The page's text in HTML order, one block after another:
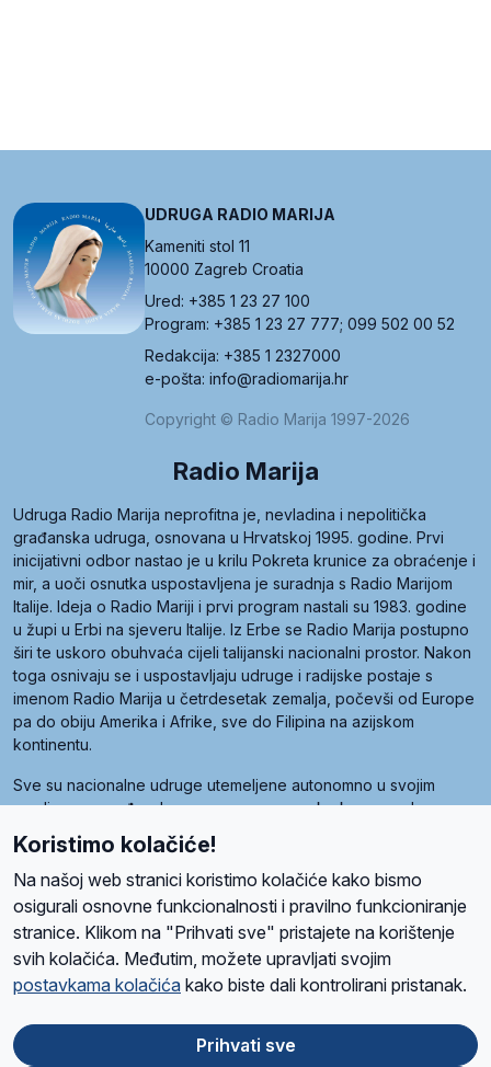
UDRUGA RADIO MARIJA
Kameniti stol 11
10000 Zagreb Croatia
Ured: +385 1 23 27 100
Program: +385 1 23 27 777; 099 502 00 52
Redakcija: +385 1 2327000
e-pošta: info@radiomarija.hr
Copyright © Radio Marija 1997-2026
Radio Marija
Udruga Radio Marija neprofitna je, nevladina i nepolitička
građanska udruga, osnovana u Hrvatskoj 1995. godine. Prvi
inicijativni odbor nastao je u krilu Pokreta krunice za obraćenje i
mir, a uoči osnutka uspostavljena je suradnja s Radio Marijom
Italije. Ideja o Radio Mariji i prvi program nastali su 1983. godine
u župi u Erbi na sjeveru Italije. Iz Erbe se Radio Marija postupno
širi te uskoro obuhvaća cijeli talijanski nacionalni prostor. Nakon
toga osnivaju se i uspostavljaju udruge i radijske postaje s
imenom Radio Marija u četrdesetak zemalja, počevši od Europe
pa do obiju Amerika i Afrike, sve do Filipina na azijskom
kontinentu.
Sve su nacionalne udruge utemeljene autonomno u svojim
zemljama, a međusobna su povezane preko krovne udruge
pod nazivom Svjetska obitelj Radio Marije (World Family of
Radio Maria). Svjetsku obitelj utemeljilo je sedam članica, među
kojima je i hrvatska Udruga Radio Marija.
O namaRadio ProgramVolonteriPrijateljiKontaktPravila privatnosti
Ova stranica je zaštićena Google reCAPTCHA sustavom
Koristimo kolačiće!
Na našoj web stranici koristimo kolačiće kako bismo
osigurali osnovne funkcionalnosti i pravilno funkcioniranje
stranice. Klikom na "Prihvati sve" pristajete na korištenje
svih kolačića. Međutim, možete upravljati svojim
postavkama kolačića kako biste dali kontrolirani pristanak.
Prihvati sve